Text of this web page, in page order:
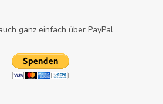
ganz einfach über PayPal